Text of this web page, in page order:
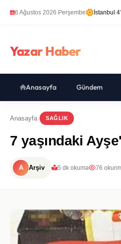
6 Ağustos 2026 Perşembe İstanbul
Yazar Haber
Anasayfa Gündem
Anasayfa SAĞLIK
7 yaşındaki
A Arşiv 5 dk okuma 76